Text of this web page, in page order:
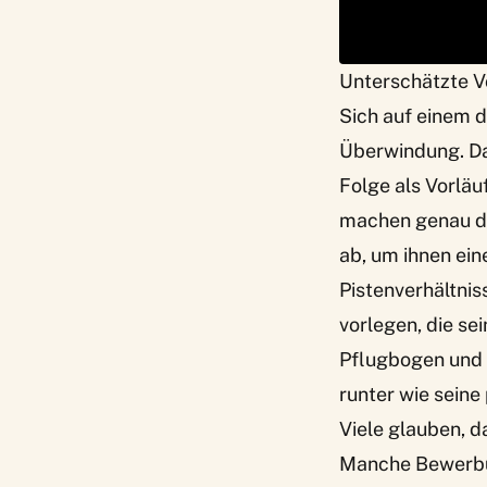
Unterschätzte
Sich auf einem
Überwindung.
Folge als
machen genau
ab, um ihnen
vorlegen, die
Pflugbogen
runter wie
Viele glauben,
Manche